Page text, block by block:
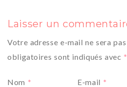
Laisser un
Votre adresse e-mail ne sera
obligatoires sont indiqués avec *
Nom * E-mail *